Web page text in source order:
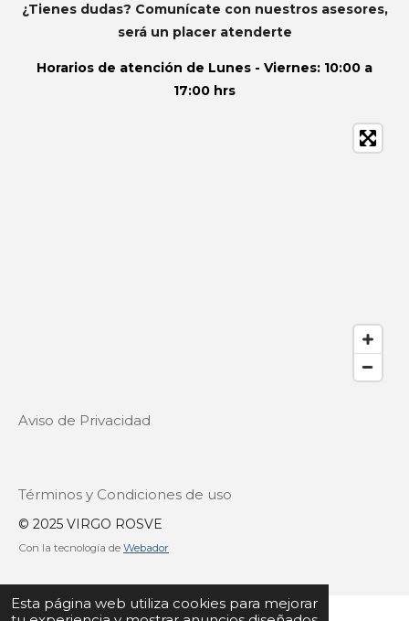
Esta página web utiliza cookies para mejorar
¿Tienes dudas? Comunícate con nuestros asesores,
será un placer atenderte
Horarios de atención de Lunes - Viernes: 10:00 a
17:00 hrs
Aviso de Privacidad
Términos y Condiciones de uso
© 2025 VIRGO ROSVE
Con la tecnología de Webador